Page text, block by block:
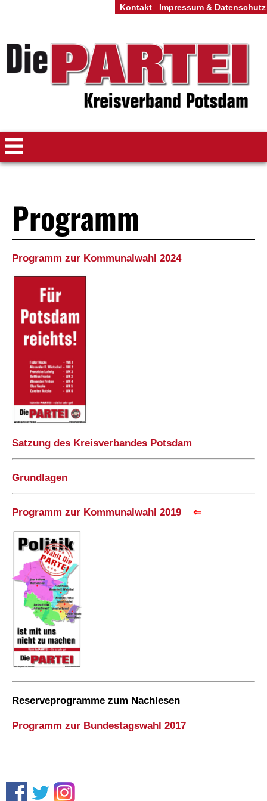
Programm
Programm zur Kommunalwahl 2024
Satzung des Kreisverbandes Potsdam
Grundlagen
Programm zur Kommunalwahl 2019 ⇐
Reserveprogramme zum Nachlesen
Programm zur Bundestagswahl 2017
Kontakt Impressum & Datenschutz